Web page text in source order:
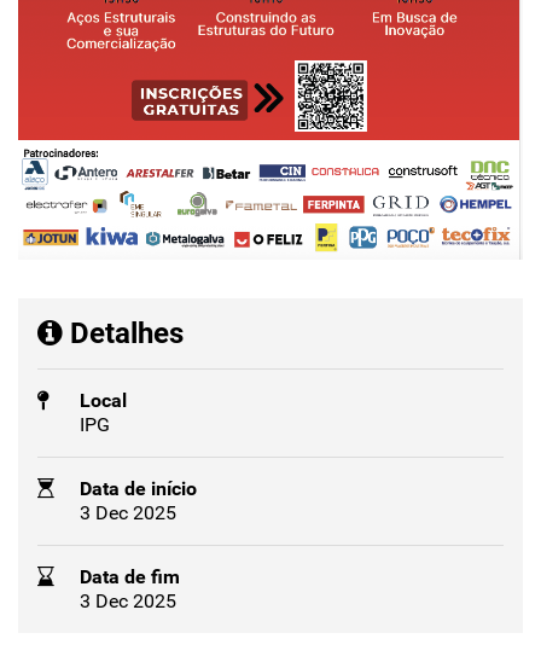
Detalhes
Local
IPG
Data de início
3 Dec 2025
Data de fim
3 Dec 2025